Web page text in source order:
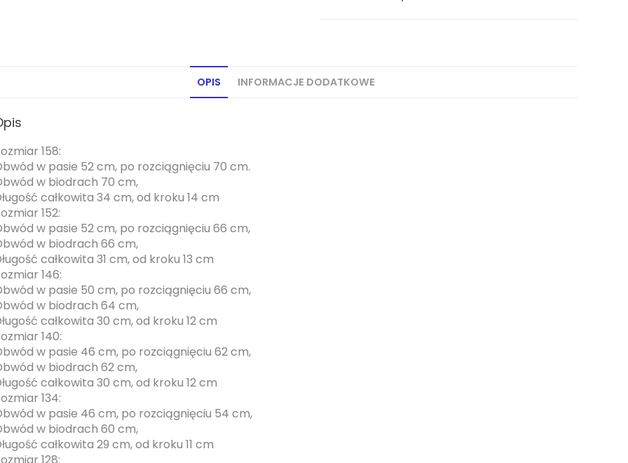
OPIS INFORMACJE DODATKOWE
158:
w pasie 52 cm, po rozciągnięciu 70 cm.
w biodrach 70 cm,
całkowita 34 cm, od kroku 14 cm
152:
w pasie 52 cm, po rozciągnięciu 66 cm,
w biodrach 66 cm,
całkowita 31 cm, od kroku 13 cm
146:
w pasie 50 cm, po rozciągnięciu 66 cm,
w biodrach 64 cm,
całkowita 30 cm, od kroku 12 cm
140:
w pasie 46 cm, po rozciągnięciu 62 cm,
w biodrach 62 cm,
całkowita 30 cm, od kroku 12 cm
134:
w pasie 46 cm, po rozciągnięciu 54 cm,
w biodrach 60 cm,
całkowita 29 cm, od kroku 11 cm